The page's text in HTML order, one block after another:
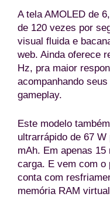
A tela AMOLED de
de 120 vezes por
visual fluida e
web. Ainda oferece
Hz, pra maior
acompanhando
gameplay.
Este modelo
ultrarrápido de 67
mAh. Em apenas
carga. E vem com o
conta com
memória RAM